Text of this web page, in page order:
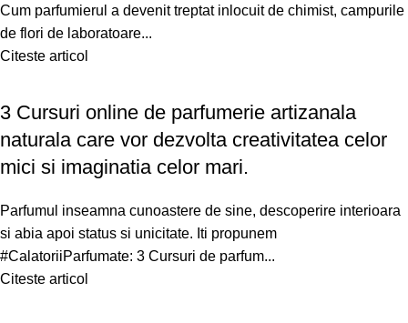
Cum parfumierul a devenit treptat inlocuit de chimist, campurile
de flori de laboratoare...
Citeste articol
3 Cursuri online de parfumerie artizanala
naturala care vor dezvolta creativitatea celor
mici si imaginatia celor mari.
Parfumul inseamna cunoastere de sine, descoperire interioara
si abia apoi status si unicitate. Iti propunem
#CalatoriiParfumate: 3 Cursuri de parfum...
Citeste articol